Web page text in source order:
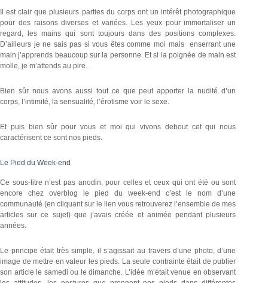
Il est clair que plusieurs parties du corps ont un intérêt photographique
pour des raisons diverses et variées. Les yeux pour immortaliser un
regard, les mains qui sont toujours dans des positions complexes.
D’ailleurs je ne sais pas si vous êtes comme moi mais enserrant une
main j’apprends beaucoup sur la personne. Et si la poignée de main est
molle, je m’attends au pire.
Bien sûr nous avons aussi tout ce que peut apporter la nudité d’un
corps, l’intimité, la sensualité, l’érotisme voir le sexe.
Et puis bien sûr pour vous et moi qui vivons debout cet qui nous
caractérisent ce sont nos pieds.
Le Pied du Week-end
Ce sous-titre n’est pas anodin, pour celles et ceux qui ont été ou sont
encore chez overblog le pied du week-end c’est le nom d’une
communauté (en cliquant sur le lien vous retrouverez l’ensemble de mes
articles sur ce sujet) que j’avais créée et animée pendant plusieurs
années.
Le principe était très simple, il s’agissait au travers d’une photo, d’une
image de mettre en valeur les pieds. La seule contrainte était de publier
son article le samedi ou le dimanche. L’idée m’était venue en observant